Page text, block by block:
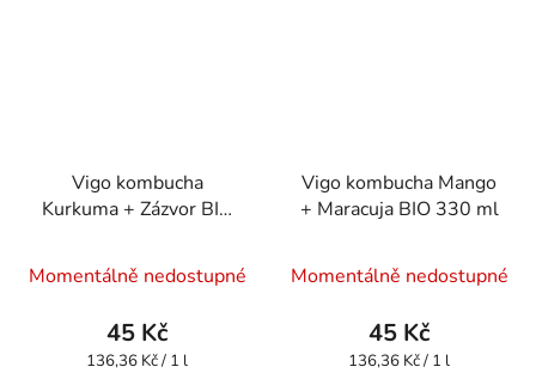
Vigo kombucha
Kurkuma + Zázvor BIO
Momentálně nedostupné
45 Kč
Měrná
136,36 Kč / 1 l
Vigo kombucha Mango
+ Maracuja BIO 330 ml
Momentálně nedostupné
45 Kč
Měrná
136,36 Kč / 1 l